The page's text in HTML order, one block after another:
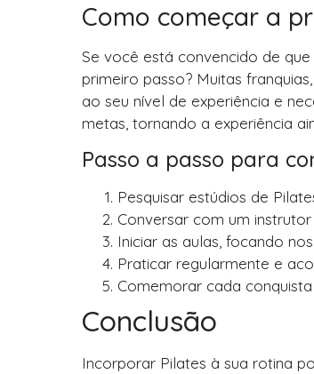
Como começar a
Se você está convencido de
primeiro passo? Muitas
ao seu nível de experiência e
metas, tornando a experiência
Passo a passo para
Pesquisar estúdios de
Conversar com um
Iniciar as aulas, focando
Praticar regularmente e
Comemorar cada
Conclusão
Incorporar Pilates à sua rotina